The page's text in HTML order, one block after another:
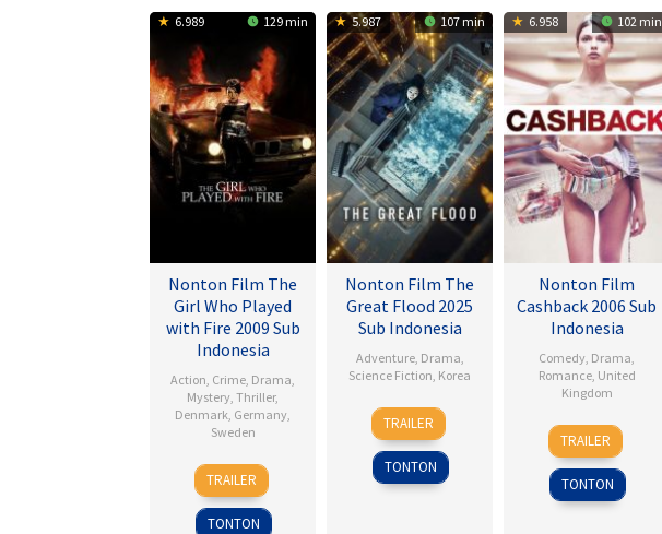
6.989 129 min
Nonton Film The
Girl Who Played
with Fire 2009 Sub
Indonesia
Action Crime Drama
Mystery Thriller,
Denmark Germany
Sweden
18
Sep
2009
Daniel
Alfredson
TRAILER
TONTON
5.987 107 min
Nonton Film The
Great Flood 2025
Sub Indonesia
Adventure, Drama
Science Fiction Korea
18
Sep
2025
Kim
Byung-
woo
TRAILER
TONTON
6.958 102 min
Nonton Film
Cashback 2006 Sub
Indonesia
Comedy Drama
Romance, United
Kingdom
17
Jan
2007
Sean
Ellis
TRAILER
TONTON